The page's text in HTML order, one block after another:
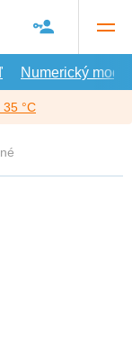
Numerický model
°C